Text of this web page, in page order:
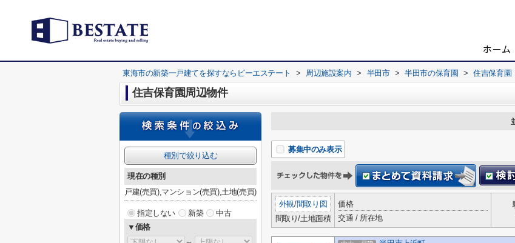
東海市の新築一戸建てを探すならビーエステート > 周辺施設案内 > 半田市 > 半田市の保育園 > 住吉保育園
住吉保育園周辺物件
募集中のみ表示
外観/間取り図
間取り/土地面積
価格
交通 / 所在地
種別で絞り込む
現在の種別
戸建(売買),マンション(売買),土地(売買)
指定しない 新築
中古
▼価格